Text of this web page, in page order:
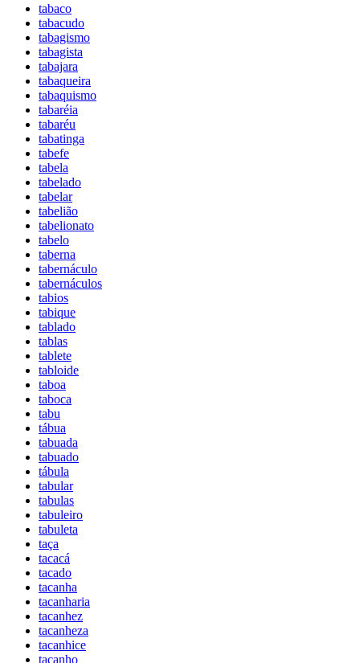
tabaco
tabacudo
tabagismo
tabagista
tabajara
tabaqueira
tabaquismo
tabaréia
tabaréu
tabatinga
tabefe
tabela
tabelado
tabelar
tabelião
tabelionato
tabelo
taberna
tabernáculo
tabernáculos
tabios
tabique
tablado
tablas
tablete
tabloide
taboa
taboca
tabu
tábua
tabuada
tabuado
tábula
tabular
tabulas
tabuleiro
tabuleta
taça
tacacá
tacado
tacanha
tacanharia
tacanhez
tacanheza
tacanhice
tacanho